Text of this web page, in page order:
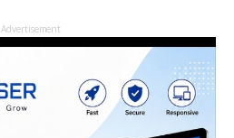
Advertisement